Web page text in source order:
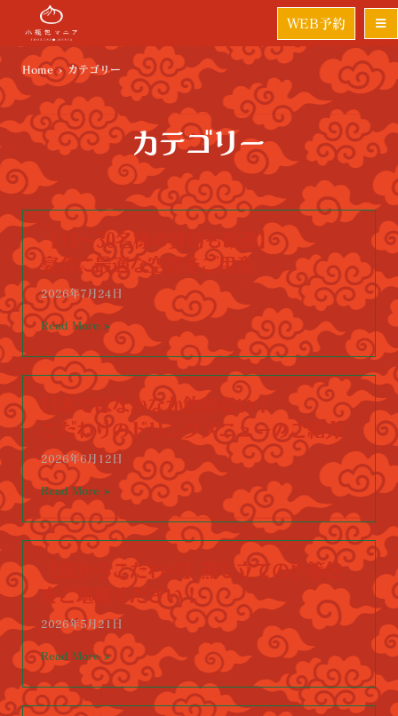
WEB予約
Home>カテゴリー
カテゴリー
【15～30名様の貸切も歓迎】
宴会に最適な空間をご用意
2026年7月24日
Read More »
日本ではなかなか飲めない！
こだわりのドリンクメニューのご紹介
2026年6月12日
Read More »
【皮からこだわり】蒸し立ての小籠包
をご堪能ください！
2026年5月21日
Read More »